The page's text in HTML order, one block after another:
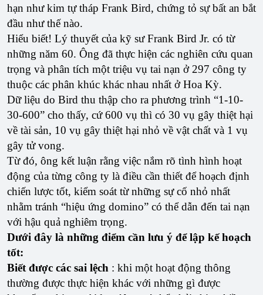
hạn như kim tự tháp Frank Bird, chứng tỏ sự bất an bắt
đầu như thế nào.
Hiểu biết! Lý thuyết của kỹ sư Frank Bird Jr. có từ
những năm 60. Ông đã thực hiện các nghiên cứu quan
trọng và phân tích một triệu vụ tai nạn ở 297 công ty
thuộc các phân khúc khác nhau nhất ở Hoa Kỳ.
Dữ liệu do Bird thu thập cho ra phương trình “1-10-
30-600” cho thấy, cứ 600 vụ thì có 30 vụ gây thiệt hại
về tài sản, 10 vụ gây thiệt hại nhỏ về vật chất và 1 vụ
gây tử vong.
Từ đó, ông kết luận rằng việc nắm rõ tình hình hoạt
động của từng công ty là điều cần thiết để hoạch định
chiến lược tốt, kiểm soát từ những sự cố nhỏ nhất
nhằm tránh “hiệu ứng domino” có thể dẫn đến tai nạn
với hậu quả nghiêm trọng.
Dưới đây là những điểm cần lưu ý để lập kế hoạch
tốt:
Biết được các sai lệch : khi một hoạt động thông
thường được thực hiện khác với những gì được